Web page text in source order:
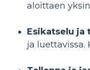
aloittaen
Esikatselu ja
ja